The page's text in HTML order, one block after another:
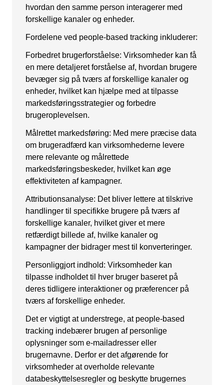
TikTok annoncering
Google Ads
Display annoncering
YouTube annoncering
Google shopping
E-MAIL MARKETING
Kampagnemails
E-mail automation
TRACKING
Server-Side Tracking
hvordan den samme person interagerer med
forskellige kanaler og enheder.
Fordelene ved people-based tracking inkluderer:
Forbedret brugerforståelse: Virksomheder kan få
en mere detaljeret forståelse af, hvordan brugere
bevæger sig på tværs af forskellige kanaler og
enheder, hvilket kan hjælpe med at tilpasse
markedsføringsstrategier og forbedre
brugeroplevelsen.
Målrettet markedsføring: Med mere præcise data
om brugeradfærd kan virksomhederne levere
mere relevante og målrettede
markedsføringsbeskeder, hvilket kan øge
effektiviteten af ​​kampagner.
Attributionsanalyse: Det bliver lettere at tilskrive
handlinger til specifikke brugere på tværs af
forskellige kanaler, hvilket giver et mere
retfærdigt billede af, hvilke kanaler og
kampagner der bidrager mest til konverteringer.
Personliggjort indhold: Virksomheder kan
tilpasse indholdet til hver bruger baseret på
deres tidligere interaktioner og præferencer på
tværs af forskellige enheder.
Det er vigtigt at understrege, at people-based
tracking indebærer brugen af personlige
oplysninger som e-mailadresser eller
brugernavne. Derfor er det afgørende for
virksomheder at overholde relevante
databeskyttelsesregler og beskytte brugernes